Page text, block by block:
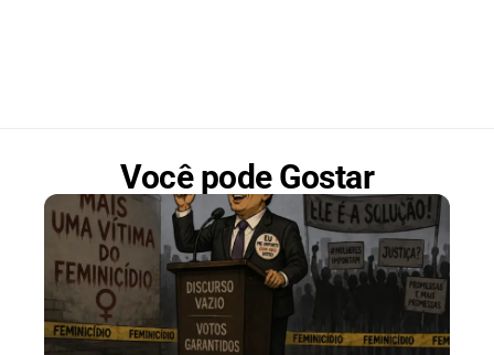
Você pode Gostar